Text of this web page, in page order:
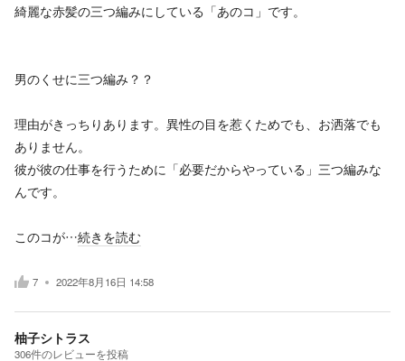
綺麗な赤髪の三つ編みにしている「あのコ」です。
男のくせに三つ編み？？
理由がきっちりあります。異性の目を惹くためでも、お洒落でも
ありません。
彼が彼の仕事を行うために「必要だからやっている」三つ編みな
んです。
このコが…続きを読む
7 2022年8月16日 14:58
柚子シトラス
306件のレビューを投稿